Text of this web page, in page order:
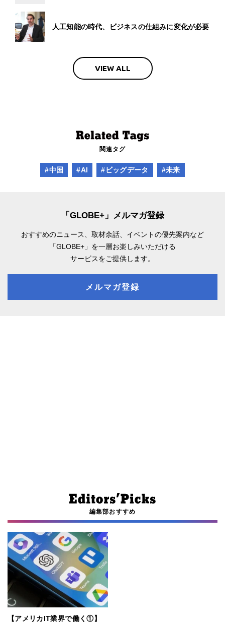
人工知能の時代、ビジネスの仕組みに変化が必要
VIEW ALL
関連タグ
#中国 #AI #ビッグデータ #未来
「GLOBE+」メルマガ登録
おすすめのニュース、取材余話、 イベントの優先案内など
「GLOBE+」を一層お楽しみいただける
サービスをご提供します。
メルマガ登録
編集部おすすめ
【アメリカIT業界で働く①】